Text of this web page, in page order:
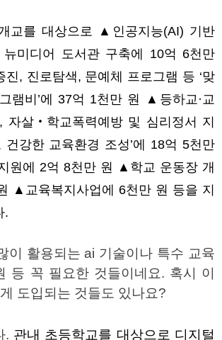
교를 대상으로 ▲ 인공지능(AI) 기반
뉴미디어 도서관 구축에 10억 6천만
진, 진로탐색, 문예체 프로그램 등 ‘맞
램비’에 37억 1천만 원 ▲ 등하교·교
, 자살‧ 학교폭력예방 및 심리정서 지
건강한 교육환경 조성’에 18억5천만
원에2억8천만 원 ▲ 학교 운동장 개
▲ 교육복지사업에 6천만 원 등을 지
.
이 활용되는ai 기술이나 특수 교육
등 꼭 필요한 것들이네요. 혹시 이
도입되는 것들도 있나요?
. 관내 초등학교를 대상으로 디지털